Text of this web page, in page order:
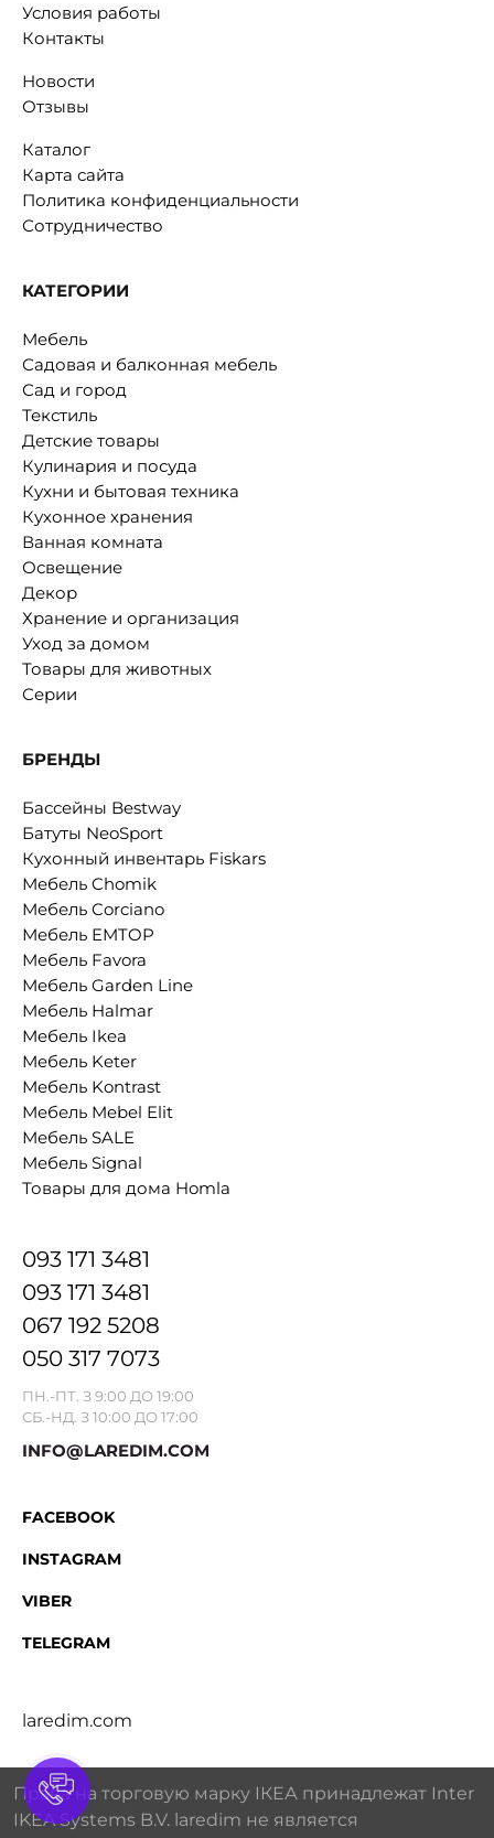
Условия работы
Контакты
Новости
Отзывы
Каталог
Карта сайта
Политика конфиденциальности
Сотрудничество
КАТЕГОРИИ
Мебель
Садовая и балконная мебель
Сад и город
Текстиль
Детские товары
Кулинария и посуда
Кухни и бытовая техника
Кухонное хранения
Ванная комната
Освещение
Декор
Хранение и организация
Уход за домом
Товары для животных
Серии
БРЕНДЫ
Бассейны Bestway
Батуты NeoSport
Кухонный инвентарь Fiskars
Мебель Chomik
Мебель Corciano
Мебель EMTOP
Мебель Favora
Мебель Garden Line
Мебель Halmar
Мебель Ikea
Мебель Keter
Мебель Kontrast
Мебель Mebel Elit
Мебель SALE
Мебель Signal
Товары для дома Homla
093 171 3481
093 171 3481
067 192 5208
050 317 7073
ПН.-ПТ. З 9:00 ДО 19:00
СБ.-НД. З 10:00 ДО 17:00
INFO@LAREDIM.COM
FACEBOOK
INSTAGRAM
VIBER
TELEGRAM
laredim.com
Права на торговую марку IКЕА принадлежат Inter
IKEA Systems B.V. laredim не является